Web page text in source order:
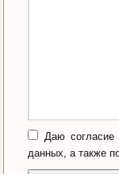
Даю согласие
данных, а также